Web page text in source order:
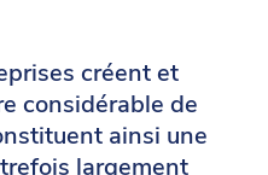
créent et
considérable de
ainsi une
largement